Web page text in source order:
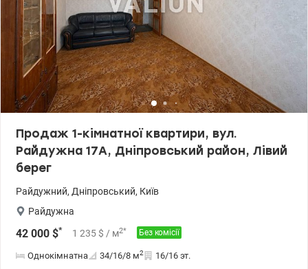
тепло. Укриття в будинку. На першому поверсі є приватний
дитячий садок, супермаркет. Облаштовано пандус. Розвинена
інфраструктура району - школи, садочки, супермаркети,
відділення банків, пошти, дитячі і спортивні майданчики - все
поруч. Зручна транспортна розв'язка - поруч трамвайна лінія,
транспорт в різні райони міста, приміська електричка.
Документам більше 3 років. Оформлення мінімальне. Без
комісії. Ціна: 38000 у.о. 0950075762 Тетяна, valion.ua/1153143
Продаж 1-кімнатної квартири, вул.
Райдужна 17А, Дніпровський район, Лівий
берег
Райдужний, Дніпровський, Київ
Райдужна
42 000 $* 1 235 $ / м2* Без комісії
Однокімнатна 34/16/8 м2 16/16 эт.